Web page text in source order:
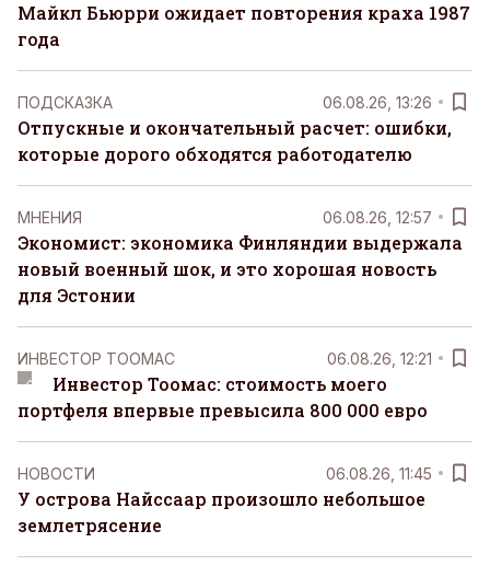
Майкл Бьюрри ожидает повторения краха 1987
года
ПОДСКАЗКА 06.08.26, 13:26
Отпускные и окончательный расчет: ошибки,
которые дорого обходятся работодателю
MНЕНИЯ 06.08.26, 12:57
Экономист: экономика Финляндии выдержала
новый военный шок, и это хорошая новость
для Эстонии
ИНВЕСТОР ТООМАС 06.08.26, 12:21
Инвестор Тоомас: стоимость моего
портфеля впервые превысила 800 000 евро
НОВОСТИ 06.08.26, 11:45
У острова Найссаар произошло небольшое
землетрясение